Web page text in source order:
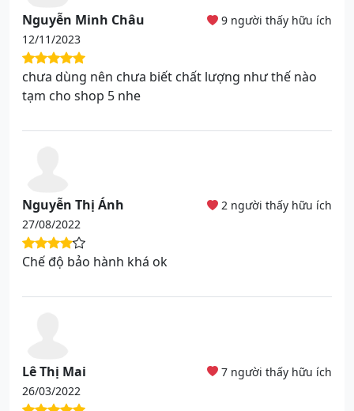
Nguyễn Minh Châu
12/11/2023
9 người thấy hữu ích
chưa dùng nên chưa biết chất lượng như thế nào
tạm cho shop 5 nhe
Nguyễn Thị Ánh
27/08/2022
2 người thấy hữu ích
Chế độ bảo hành khá ok
Lê Thị Mai
26/03/2022
7 người thấy hữu ích